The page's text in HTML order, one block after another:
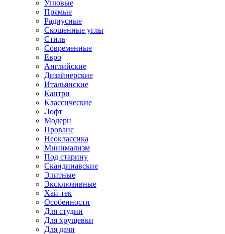
Угловые
Прямые
Радиусные
Скошенные углы
Стиль
Современные
Евро
Английские
Дизайнерские
Итальянские
Кантри
Классические
Лофт
Модерн
Прованс
Неоклассика
Минимализм
Под старину
Скандинавские
Элитные
Эксклюзивные
Хай-тек
Особенности
Для студии
Для хрущевки
Для дачи